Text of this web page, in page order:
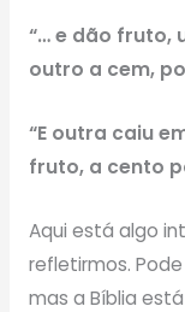
“… e dão fruto,
outro a cem,
“E outra caiu
fruto, a cento
Aqui está algo
refletirmos.
mas a Bíblia